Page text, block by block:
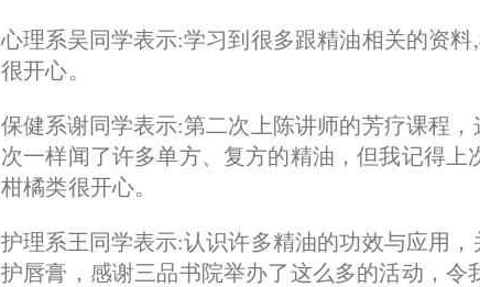
心理系吴同学表示:学习到很多跟精油相关的资
很开心。
保健系谢同学表示:第二次上陈讲师的芳疗课程
次一样闻了许多单方、复方的精油，但我记得
柑橘类很开心。
护理系王同学表示:认识许多精油的功效与应用
护唇膏，感谢三品书院举办了这么多的活动，令